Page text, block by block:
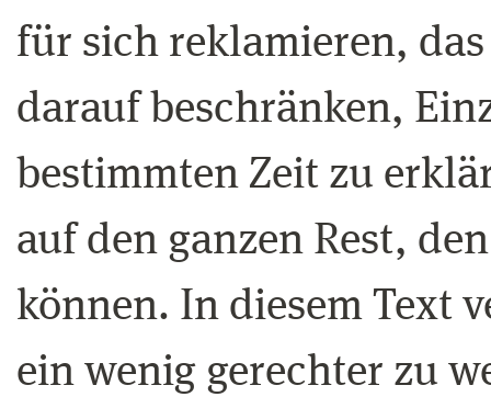
für sich reklamieren,
darauf beschränken,
bestimmten Zeit zu
auf den ganzen Rest,
können. In diesem Text
ein wenig gerechter zu